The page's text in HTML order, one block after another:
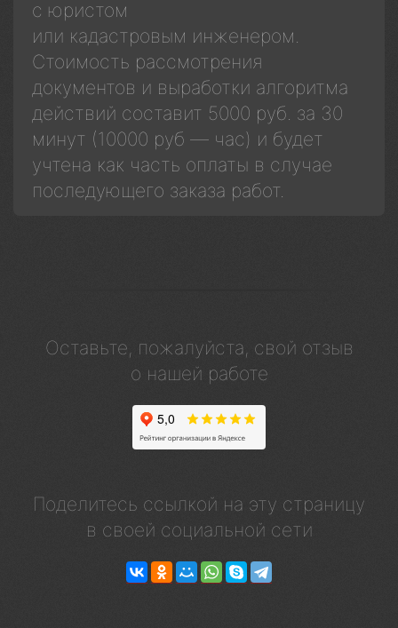
с юристом
или кадастровым инженером.
Стоимость рассмотрения
документов и выработки алгоритма
действий составит 5000 руб. за 30
минут (10000 руб — час) и будет
учтена как часть оплаты в случае
последующего заказа работ.
Оставьте, пожалуйста, свой отзыв
о нашей работе
Поделитесь ссылкой на эту страницу
в своей социальной сети